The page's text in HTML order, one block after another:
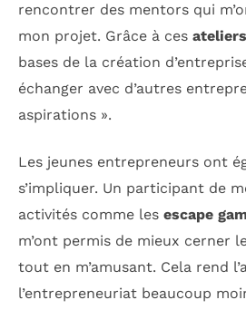
rencontrer des mentors qui
mon projet. Grâce à ces ateliers
bases de la création
échanger avec d’autres
aspirations ».
Les jeunes entrepreneurs ont
s’impliquer. Un participant de
activités comme les escape
m’ont permis de mieux cerner
tout en m’amusant. Cela rend
l’entrepreneuriat beaucoup